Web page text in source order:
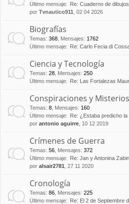
Último mensaje:
Re: Cuaderno de
por Tvnautico911 , 02 04 2026
Biografías
Temas: 368 Mensajes: 1762
Último mensaje:
Re: Carlo Fecia di
Ciencia y Tecnología
Temas: 28 Mensajes: 250
Último mensaje:
Re: Las Fortalezas
Conspiraciones y Misterios
Temas: 8 Mensajes: 160
Último mensaje:
Re: ¿Estaba predicho la
por antonio aguirre , 10 12 2019
Crímenes de Guerra
Temas: 56 Mensajes: 372
Último mensaje:
Re: Jan y Antonina
por alsair2781 , 27 11 2020
Cronología
Temas: 86 Mensajes: 225
Último mensaje:
Re: El 2 de Septiembre